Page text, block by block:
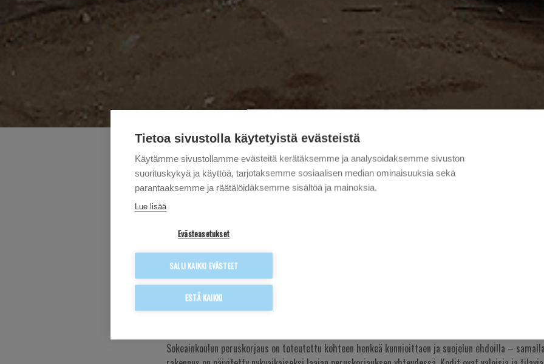
KUOPION THEODORIN
KARTANO VALMISTUU PIAN!
20.3.2026
Kuopion Linnanpellon kulttuurihistorialliselle Sokeainkoulun alueelle on valmistumassa ainutlaatuinen
Sokeainkoulun peruskorjaus on toteutettu kohteen henkeä kunnioittaen ja suojelun ehdoilla –
Tietoa sivustolla käytetyistä evästeistä
Käytämme sivustollamme evästeitä kerätäksemme ja analysoidaksemme sivuston
suorituskykyä ja käyttöä, tarjotaksemme sosiaalisen median ominaisuuksia sekä
parantaaksemme ja räätälöidäksemme sisältöä ja mainoksia.
Lue lisää
Evästeasetukset
SALLI KAIKKI EVÄSTEET
ESTÄ KAIKKI